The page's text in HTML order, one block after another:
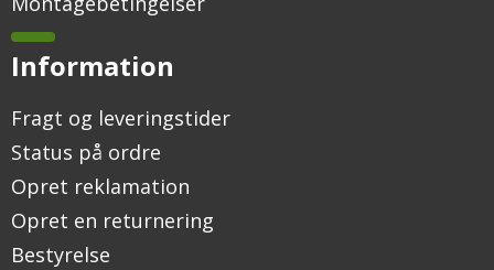
Information
Fragt og leveringstider
Status på ordre
Opret reklamation
Opret en returnering
Bestyrelse